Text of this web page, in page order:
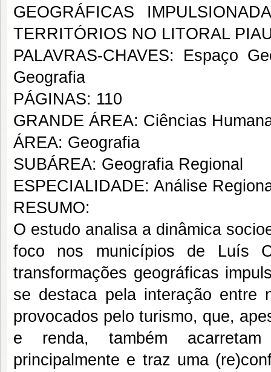
GEOGRÁFICAS
TERRITÓRIOS NO LITORAL
PALAVRAS-CHAVES: Espaço
Geografia
PÁGINAS: 110
GRANDE ÁREA: Ciências
ÁREA: Geografia
SUBÁREA: Geografia Regional
ESPECIALIDADE: Análise
RESUMO:
O estudo analisa a dinâmica
foco nos municípios de Luís
transformações geográficas
se destaca pela interação entre
provocados pelo turismo, que,
e renda, também
principalmente e traz uma